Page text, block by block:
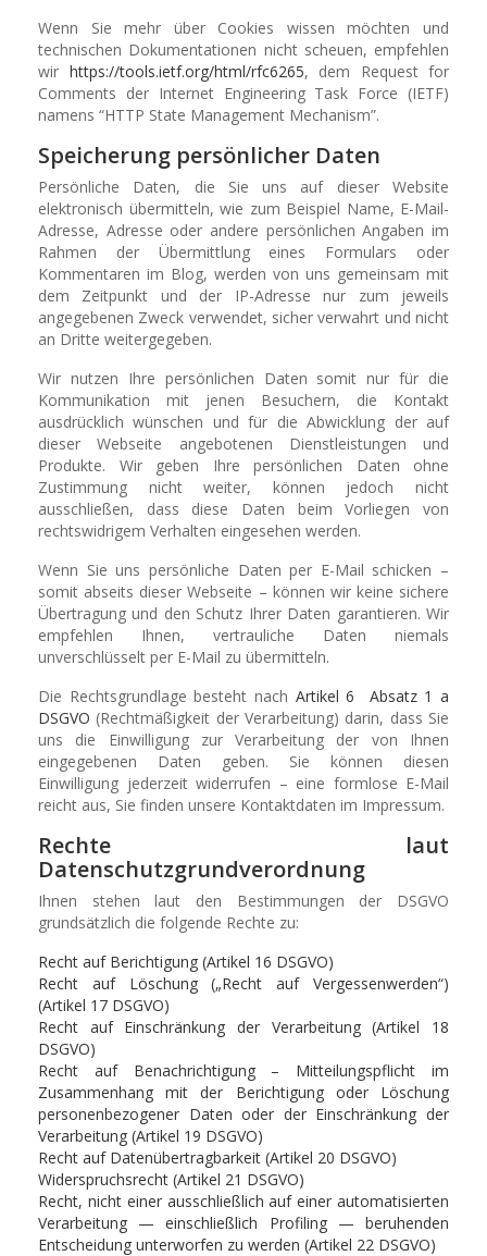
Wenn Sie mehr über Cookies wissen möchten und
technischen Dokumentationen nicht scheuen, empfehlen
wir https://tools.ietf.org/html/rfc6265, dem Request for
Comments der Internet Engineering Task Force (IETF)
namens “HTTP State Management Mechanism”.
Speicherung persönlicher Daten
Persönliche Daten, die Sie uns auf dieser Website
elektronisch übermitteln, wie zum Beispiel Name, E-Mail-
Adresse, Adresse oder andere persönlichen Angaben im
Rahmen der Übermittlung eines Formulars oder
Kommentaren im Blog, werden von uns gemeinsam mit
dem Zeitpunkt und der IP-Adresse nur zum jeweils
angegebenen Zweck verwendet, sicher verwahrt und nicht
an Dritte weitergegeben.
Wir nutzen Ihre persönlichen Daten somit nur für die
Kommunikation mit jenen Besuchern, die Kontakt
ausdrücklich wünschen und für die Abwicklung der auf
dieser Webseite angebotenen Dienstleistungen und
Produkte. Wir geben Ihre persönlichen Daten ohne
Zustimmung nicht weiter, können jedoch nicht
ausschließen, dass diese Daten beim Vorliegen von
rechtswidrigem Verhalten eingesehen werden.
Wenn Sie uns persönliche Daten per E-Mail schicken –
somit abseits dieser Webseite – können wir keine sichere
Übertragung und den Schutz Ihrer Daten garantieren. Wir
empfehlen Ihnen, vertrauliche Daten niemals
unverschlüsselt per E-Mail zu übermitteln.
Die Rechtsgrundlage besteht nach Artikel 6 Absatz 1 a
DSGVO (Rechtmäßigkeit der Verarbeitung) darin, dass Sie
uns die Einwilligung zur Verarbeitung der von Ihnen
eingegebenen Daten geben. Sie können diesen
Einwilligung jederzeit widerrufen – eine formlose E-Mail
reicht aus, Sie finden unsere Kontaktdaten im Impressum.
Rechte laut
Datenschutzgrundverordnung
Ihnen stehen laut den Bestimmungen der DSGVO
grundsätzlich die folgende Rechte zu:
Recht auf Berichtigung (Artikel 16 DSGVO)
Recht auf Löschung („Recht auf Vergessenwerden“)
(Artikel 17 DSGVO)
Recht auf Einschränkung der Verarbeitung (Artikel 18
DSGVO)
Recht auf Benachrichtigung – Mitteilungspflicht im
Zusammenhang mit der Berichtigung oder Löschung
personenbezogener Daten oder der Einschränkung der
Verarbeitung (Artikel 19 DSGVO)
Recht auf Datenübertragbarkeit (Artikel 20 DSGVO)
Widerspruchsrecht (Artikel 21 DSGVO)
Recht, nicht einer ausschließlich auf einer automatisierten
Verarbeitung — einschließlich Profiling — beruhenden
Entscheidung unterworfen zu werden (Artikel 22 DSGVO)